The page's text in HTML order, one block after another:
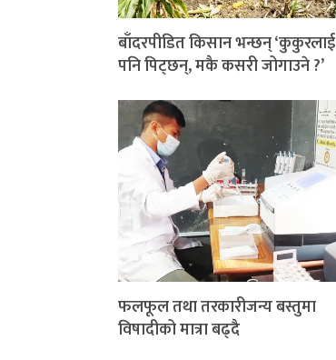
बाँदरपीडित किसान भन्छन् ‘कुकुरलाई
पनि पिट्छन्, मकै कसरी जोगाउने ?’
फलफूल तथा तरकारीजन्य बस्तुमा
विषादीको मात्रा बढ्दै